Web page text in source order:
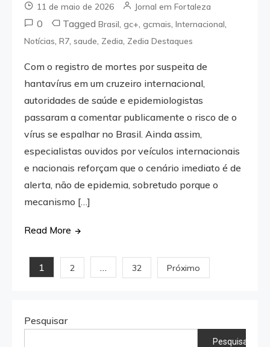
11 de maio de 2026 Jornal em Fortaleza
0 TaggedBrasil ,gc+ ,gcmais ,Internacional
Notícias ,R7 ,saude Zedia Zedia Destaques
Com o registro de mortes por suspeita de
hantavírus em um cruzeiro internacional,
autoridades de saúde e epidemiologistas
passaram a comentar publicamente o risco de o
vírus se espalhar no Brasil. Ainda assim,
especialistas ouvidos por veículos internacionais
e nacionais reforçam que o cenário imediato é de
alerta, não de epidemia, sobretudo porque o
mecanismo […]
Read More
Paginação
posts
1 2 … 32 Próximo
Pesquisar
Pesquisar